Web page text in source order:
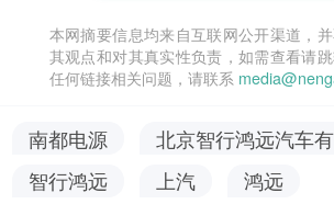
本网摘要信息均来自互联网公开渠道，
其观点和对其真实性负责，如需查看请
任何链接相关问题，请联系
南都电源
北京智行鸿远汽车
智行鸿远
上汽 鸿远